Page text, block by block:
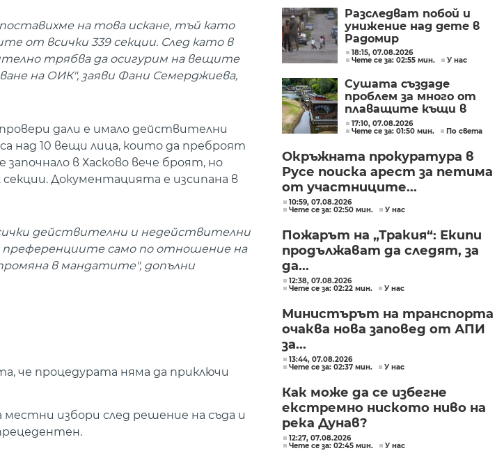
на това искане, тъй като
от всички 339 секции. След като в
трябва да осигурим на вещите
на ОИК", заяви Фани Семерджиева,
дали е имало действителни
над 10 вещи лица, които да преброят
в Хасково вече броят, но
Документацията е изсипана в
действителни и недействителни
преференциите само по отношение на
в мандатите", допълни
че процедурата няма да приключи
избори след решение на съда и
Разследват побой и
унижение над дете в
Радомир
18:15, 07.08.2026
Чете се за: 02:55 мин.
У нас
Сушата създаде
проблем за много от
плаващите къщи в
Нидерландия
17:10, 07.08.2026
Чете се за: 01:50 мин.
По света
Окръжната прокуратура в
Русе поиска арест за петима
от участниците...
10:59, 07.08.2026
Чете се за: 02:50 мин.
У нас
Пожарът на „Тракия“: Екипи
продължават да следят, за
да...
12:38, 07.08.2026
Чете се за: 02:22 мин.
У нас
Министърът на транспорта
очаква нова заповед от АПИ
за...
13:44, 07.08.2026
Чете се за: 02:37 мин.
У нас
Как може да се избегне
екстремно ниското ниво на
река Дунав?
12:27, 07.08.2026
Чете се за: 02:45 мин.
У нас